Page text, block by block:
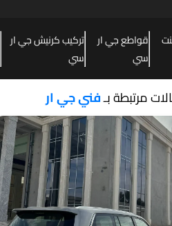
قواطع جي ار
سي
تركيب كرنيش جي ار
سي
مرتبطة بـفني جي ار